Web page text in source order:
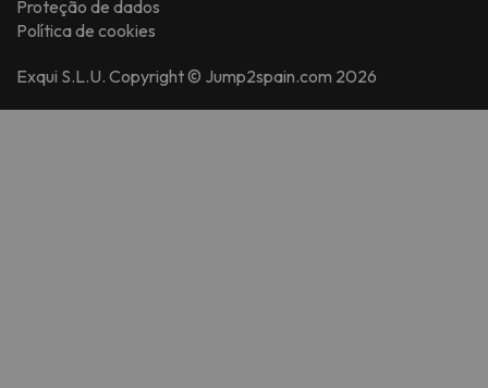
Proteção de dados
Política de cookies
Exqui S.L.U. Copyright © Jump2spain.com 2026